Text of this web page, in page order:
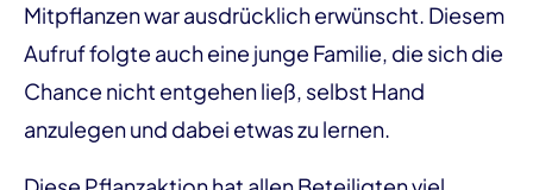
Mitpflanzen war ausdrücklich erwünscht. Diesem
Aufruf folgte auch eine junge Familie, die sich die
Chance nicht entgehen ließ, selbst Hand
anzulegen und dabei etwas zu lernen.